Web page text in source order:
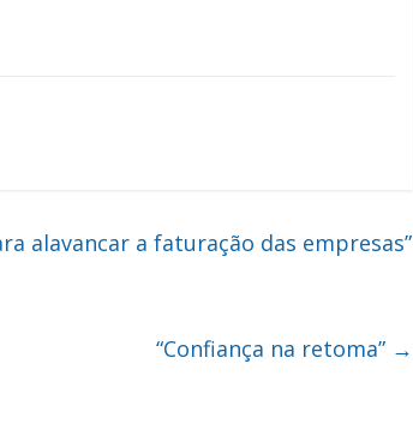
alavancar a faturação das empresas”
“Confiança na retoma” →